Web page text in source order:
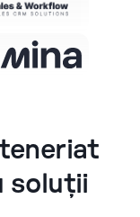
soluții